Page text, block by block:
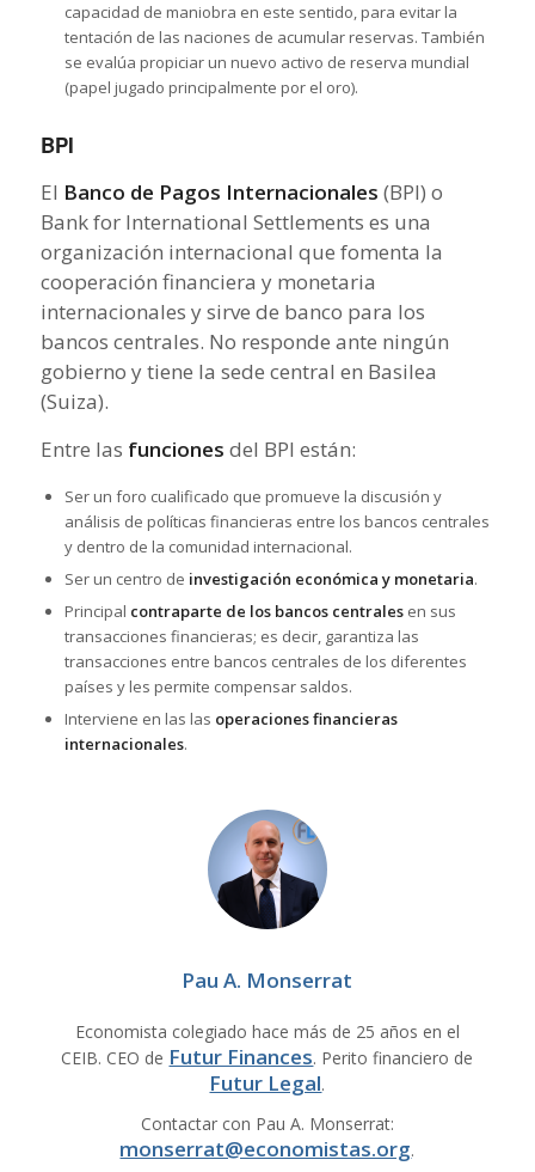
capacidad de maniobra en este sentido, para evitar la
tentación de las naciones de acumular reservas. También
se evalúa propiciar un nuevo activo de reserva mundial
(papel jugado principalmente por el oro).
BPI
El Banco de Pagos Internacionales (BPI) o
Bank for International Settlements es una
organización internacional que fomenta la
cooperación financiera y monetaria
internacionales y sirve de banco para los
bancos centrales. No responde ante ningún
gobierno y tiene la sede central en Basilea
(Suiza).
Entre las funciones del BPI están:
Ser un foro cualificado que promueve la discusión y
análisis de políticas financieras entre los bancos centrales
y dentro de la comunidad internacional.
Ser un centro de investigación económica y monetaria.
Principal contraparte de los bancos centralesen sus
transacciones financieras; es decir, garantiza las
transacciones entre bancos centrales de los diferentes
países y les permite compensar saldos.
Interviene en las las operaciones financieras
internacionales.
Pau A. Monserrat
Economista colegiado hace más de 25 años en el
CEIB. CEO de Futur Finances. Perito financiero de
Futur Legal.
Contactar con Pau A. Monserrat:
monserrat@economistas.org.